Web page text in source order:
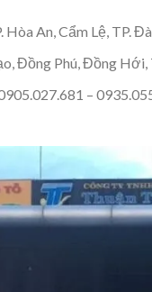
An, Cẩm Lệ, TP.
Đồng Phú, Đồng Hới,
–